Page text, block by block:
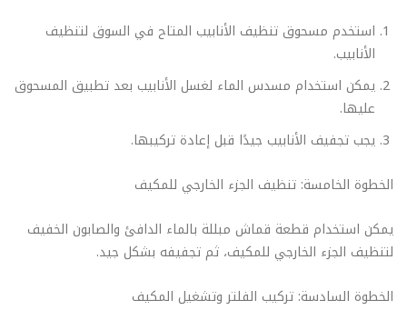
استخدم مسحوق تنظيف الأنابيب المتاح في السوق لتنظيف
الأنابيب.
يمكن استخدام مسدس الماء لغسل الأنابيب بعد تطبيق المسحوق
عليها.
يجب تجفيف الأنابيب جيدًا قبل إعادة تركيبها.
الخطوة الخامسة: تنظيف الجزء الخارجي للمكيف
يمكن استخدام قطعة قماش مبللة بالماء الدافئ والصابون الخفيف
لتنظيف الجزء الخارجي للمكيف، ثم تجفيفه بشكل جيد.
الخطوة السادسة: تركيب الفلتر وتشغيل المكيف